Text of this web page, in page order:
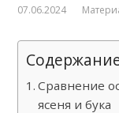
07.06.2024
Сравнение
ясеня и бука